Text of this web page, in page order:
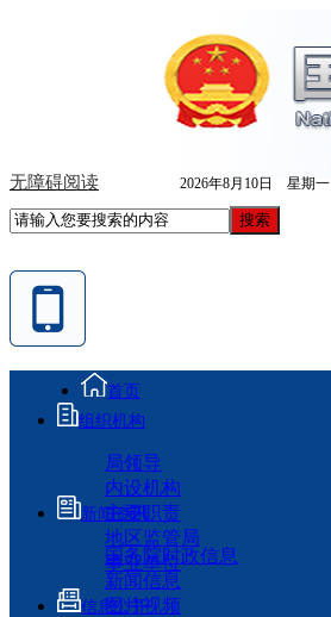
无障碍阅读 2026年8月10日 星期一
首页
组织机构
局领导
内设机构
主要职责
地区监管局
事业单位
新闻资讯
国务院时政信息
新闻信息
图片视频
信息公开